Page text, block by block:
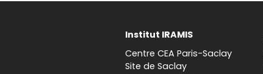
Institut IRAMIS
Centre CEA Paris-Saclay
Site de Saclay